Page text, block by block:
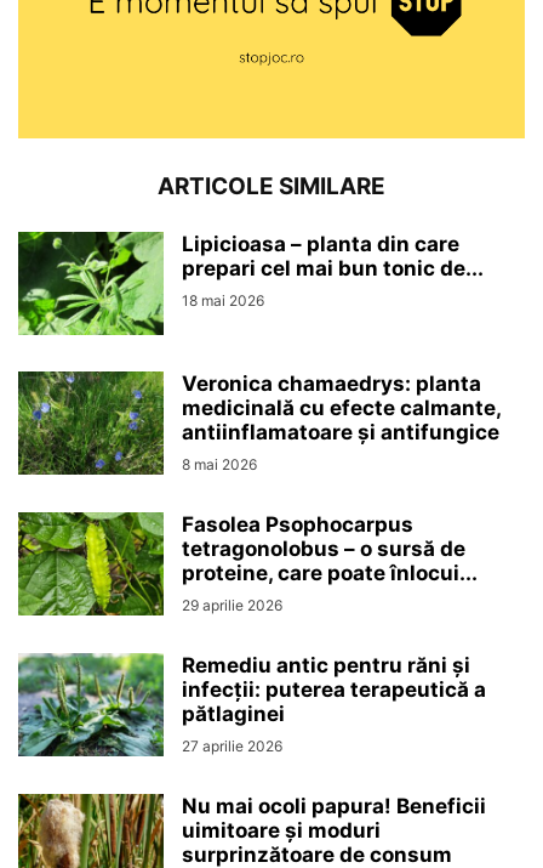
ARTICOLE SIMILARE
Lipicioasa – planta din care
prepari cel mai bun tonic de...
18 mai 2026
Veronica chamaedrys: planta
medicinală cu efecte calmante,
antiinflamatoare și antifungice
8 mai 2026
Fasolea Psophocarpus
tetragonolobus – o sursă de
proteine, care poate înlocui...
29 aprilie 2026
Remediu antic pentru răni și
infecții: puterea terapeutică a
pătlaginei
27 aprilie 2026
Nu mai ocoli papura! Beneficii
uimitoare și moduri
surprinzătoare de consum